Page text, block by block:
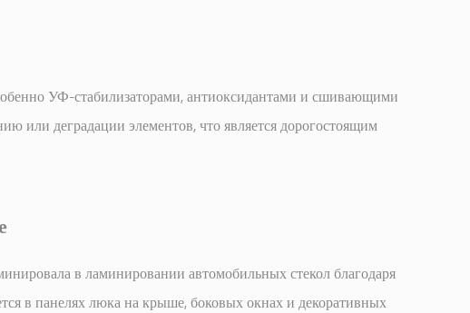
УФ-стабилизаторами, антиоксидантами и сшивающими
или деградации элементов, что является дорогостоящим
в ламинировании автомобильных стекол благодаря
в панелях люка на крыше, боковых окнах и декоративных